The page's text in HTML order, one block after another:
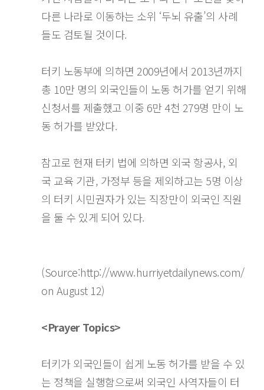
다른 나라로 이동하는 소위 ‘두뇌 유출’의 사례
들도 검토될 것이다.
터키 노동부에 의하면 2009년에서 2013년까지
총 10만 명의 외국인들이 노동 허가를 얻기 위해
신청서를 제출했고 이중 6만 4천 279명 만이 노
동 허가를 받았다.
참고로 현재 터키 법에 의하면 외국 항공사, 외
국 교육 기관, 가정부 등을 제외하고는 5명 이상
의 터키 시민권자가 있는 직장만이 외국인 직원
을 둘 수 있게 되어 있다.
(Source:http://www.hurriyetdailynews.com/
on August 12)
<Prayer Topics>
터키가 외국인들이 쉽게 노동 허가를 받을 수 있
는 정책을 실행함으로써 외국인 사역자들이 터